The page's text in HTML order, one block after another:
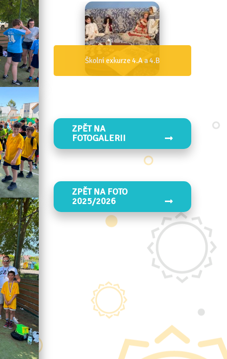
a 4.B Den IZS 4.B
ZPĚT NA
FOTOGALERII
ZPĚT NA FOTO
2025/2026